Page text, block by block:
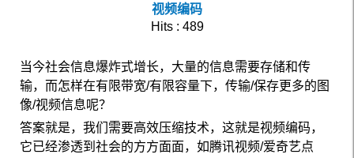
视频编码
Hits : 489
当今社会信息爆炸式增长，大量的信息需要存储和传
输，而怎样在有限带宽/有限容量下，传输/保存更多的图
像/视频信息呢？
答案就是，我们需要高效压缩技术，这就是视频编码，
它已经渗透到社会的方方面面，如腾讯视频/爱奇艺点